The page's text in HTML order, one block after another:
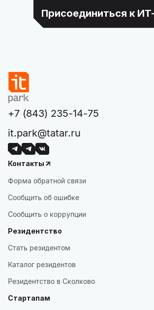
Присоединиться к
+7 (843) 235-14-75
it.park@tatar.ru
Контакты
Форма обратной связи
Сообщить об ошибке
Сообщить о коррупции
Резидентство
Стать резидентом
Каталог резидентов
Резидентство в Сколково
Стартапам